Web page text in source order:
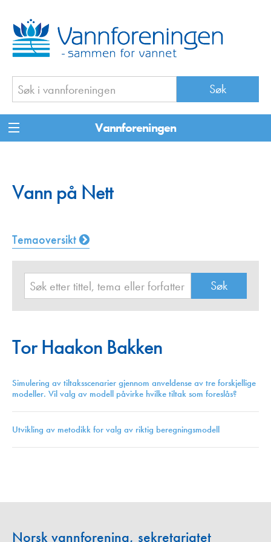
Vannforeningen
Vann på Nett
Temaoversikt
Tor Haakon Bakken
Simulering av tiltaksscenarier gjennom anveldense av tre forskjellige
modeller. Vil valg av modell påvirke hvilke tiltak som foreslås?
Utvikling av metodikk for valg av riktig beregningsmodell
Norsk vannforening, sekretariatet